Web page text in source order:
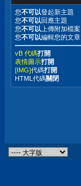
您不可以發起新主題
您不可以回應主題
您不可以 上傳附加檔案
您不可以編輯您的文章
vB 代碼打開
表情圖示打開
[IMG]代碼打開
HTML代碼關閉